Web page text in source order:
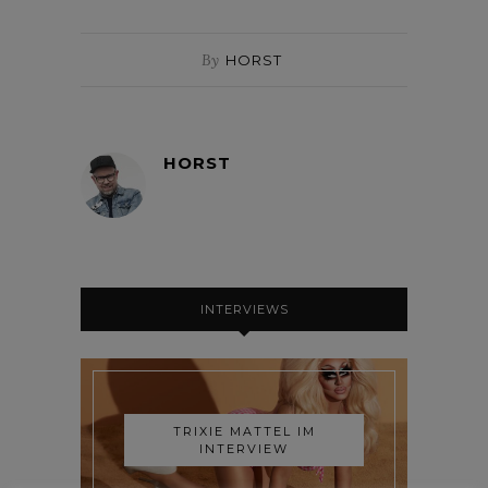
By HORST
HORST
INTERVIEWS
TRIXIE MATTEL IM
INTERVIEW